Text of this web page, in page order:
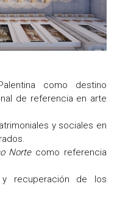
como destino
de referencia en arte
y sociales en
Nortecomo referencia
recuperación de los